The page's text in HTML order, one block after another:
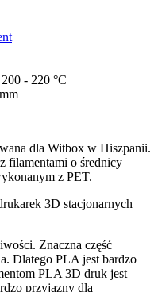
200 - 220 °C
dla Witbox w Hiszpanii.
filamentami o średnicy
z PET.
3D stacjonarnych
Znaczna część
Dlatego PLA jest bardzo
PLA 3D druk jest
przyjazny dla